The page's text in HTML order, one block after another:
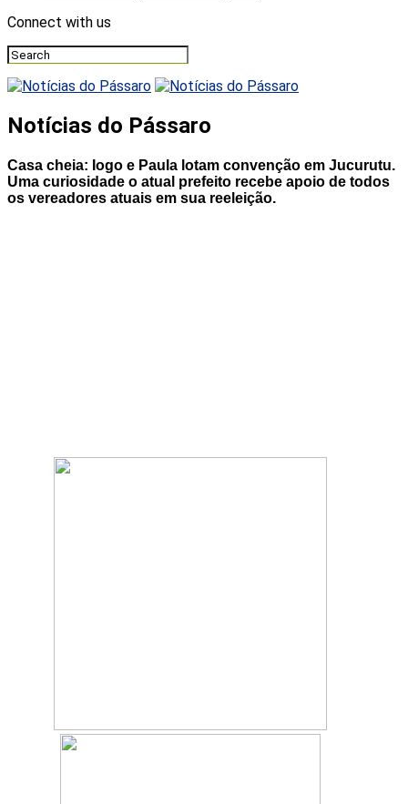
Connect with us
Notícias do Pássaro
Casa cheia: Iogo e Paula lotam convenção em Jucurutu.
Uma curiosidade o atual prefeito recebe apoio de todos
os vereadores atuais em sua reeleição.